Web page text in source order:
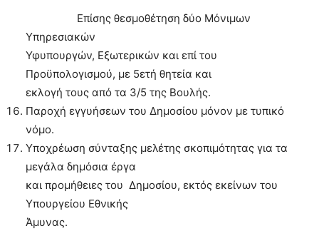
Επίσης θεσμοθέτηση δύο Μόνιμων
Υπηρεσιακών
Υφυπουργών, Εξωτερικών και επί του
Προϋπολογισμού, με 5ετή θητεία και
εκλογή τους από τα 3/5 της Βουλής.
Παροχή εγγυήσεων του Δημοσίου μόνον με τυπικό
νόμο.
Υποχρέωση σύνταξης μελέτης σκοπιμότητας για τα
μεγάλα δημόσια έργα
και προμήθειες του Δημοσίου, εκτός εκείνων του
Υπουργείου Εθνικής
Άμυνας.